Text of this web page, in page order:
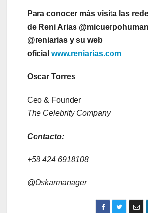
Para conocer más visita las
de Reni Arias
@reniarias y su web
oficial www.reniarias.com
Oscar Torres
Ceo & Founder
The Celebrity Company
Contacto:
+58 424 6918108
@Oskarmanager